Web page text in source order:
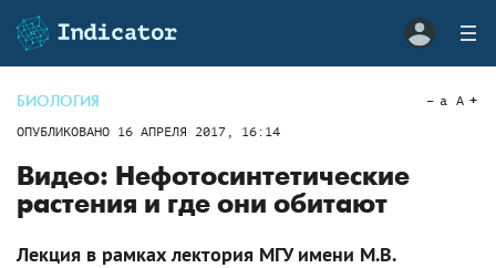
БИОЛОГИЯ
ОПУБЛИКОВАНО 16 АПРЕЛЯ 2017, 16:14
a A
Видео: Нефотосинтетические
растения и где они обитают
Лекция в рамках лектория МГУ имени М.В.